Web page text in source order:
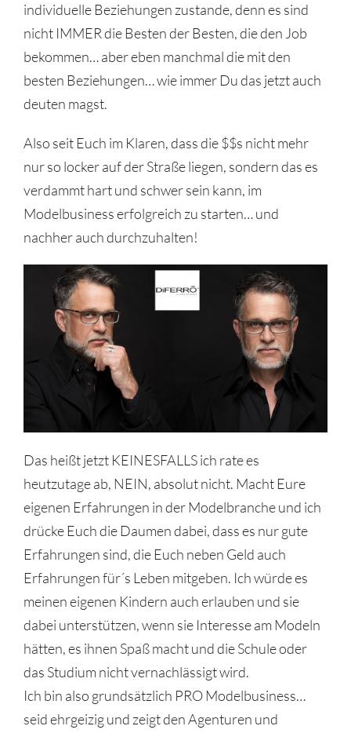
individuelle Beziehungen zustande, denn es sind
nicht IMMER die Besten der Besten, die den Job
bekommen… aber eben manchmal die mit den
besten Beziehungen… wie immer Du das jetzt auch
deuten magst.
Also seit Euch im Klaren, dass die $$s nicht mehr
nur so locker auf der Straße liegen, sondern das es
verdammt hart und schwer sein kann, im
Modelbusiness erfolgreich zu starten… und
nachher auch durchzuhalten!
Das heißt jetzt KEINESFALLS ich rate es
heutzutage ab, NEIN, absolut nicht. Macht Eure
eigenen Erfahrungen in der Modelbranche und ich
drücke Euch die Daumen dabei, dass es nur gute
Erfahrungen sind, die Euch neben Geld auch
Erfahrungen für´s Leben mitgeben. Ich würde es
meinen eigenen Kindern auch erlauben und sie
dabei unterstützen, wenn sie Interesse am Modeln
hätten, es ihnen Spaß macht und die Schule oder
das Studium nicht vernachlässigt wird.
Ich bin also grundsätzlich PRO Modelbusiness…
seid ehrgeizig und zeigt den Agenturen und